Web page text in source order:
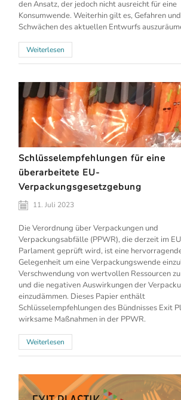
den Ansatz, der jedoch nicht ausreicht für eine
Konsumwende. Weiterhin gilt es, Gefahren und
Schwächen des aktuellen Entwurfs
Weiterlesen
Schlüsselempfehlungen für eine
überarbeitete EU-
Verpackungsgesetzgebung
11. Juli 2023
Die Verordnung über Verpackungen und
Verpackungsabfälle (PPWR), die derzeit im
Parlament geprüft wird, ist eine
Gelegenheit um eine Verpackungswende
Verschwendung von wertvollen Ressourcen
und die negativen Auswirkungen der
einzudämmen. Dieses Papier enthält
Schlüsselempfehlungen des Bündnisses Exit
wirksame Maßnahmen in der PPWR.
Weiterlesen